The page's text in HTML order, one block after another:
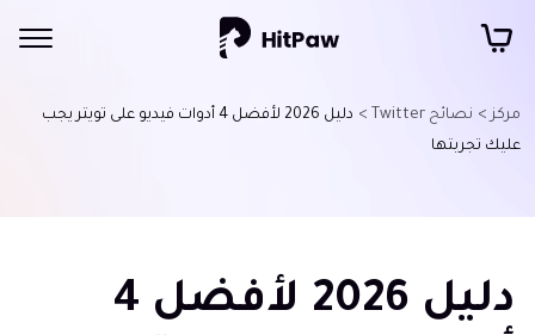
مركز > نصائح Twitter >
دليل 2026 لأفضل 4 أدوات فيديو على تويتر يجب
عليك تجربتها
دليل 2026 لأفضل 4